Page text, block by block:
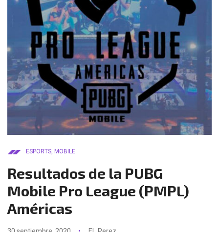
ESPORTS MOBILE
Resultados de la PUBG
Mobile Pro League (PMPL)
Américas